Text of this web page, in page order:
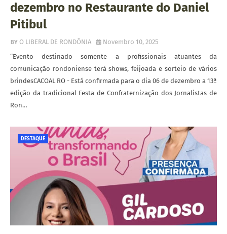
dezembro no Restaurante do Daniel
Pitibul
O LIBERAL DE RONDÔNIA
Novembro 10, 2025
“Evento destinado somente a profissionais atuantes da
comunicação rondoniense terá shows, feijoada e sorteio de vários
brindesCACOAL RO - Está confirmada para o dia 06 de dezembro a 13ª
edição da tradicional Festa de Confraternização dos Jornalistas de
Ron…
DESTAQUE